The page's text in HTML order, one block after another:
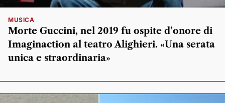
MUSICA
Morte Guccini, nel 2019 fu ospite d’onore di
Imaginaction al teatro Alighieri. «Una serata
unica e straordinaria»